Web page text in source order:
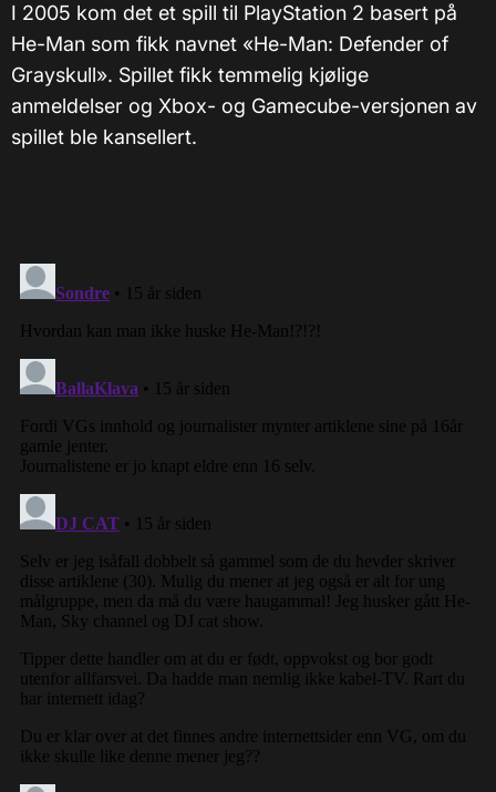
I 2005 kom det et spill til PlayStation 2 basert på
He-Man som fikk navnet «He-Man: Defender of
Grayskull». Spillet fikk temmelig kjølige
anmeldelser og Xbox- og Gamecube-versjonen av
spillet ble kansellert.